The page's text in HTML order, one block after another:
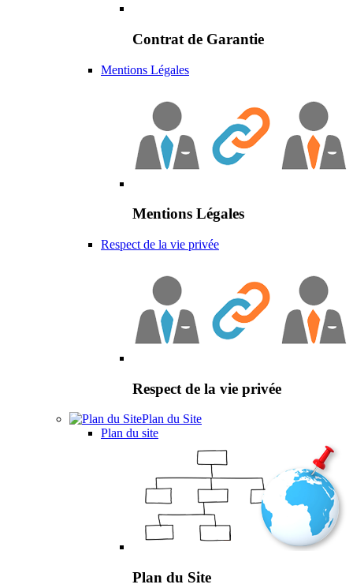
Contrat de Garantie
Mentions Légales
Mentions Légales
Respect de la vie privée
Respect de la vie privée
Plan du Site
Plan du site
Plan du Site